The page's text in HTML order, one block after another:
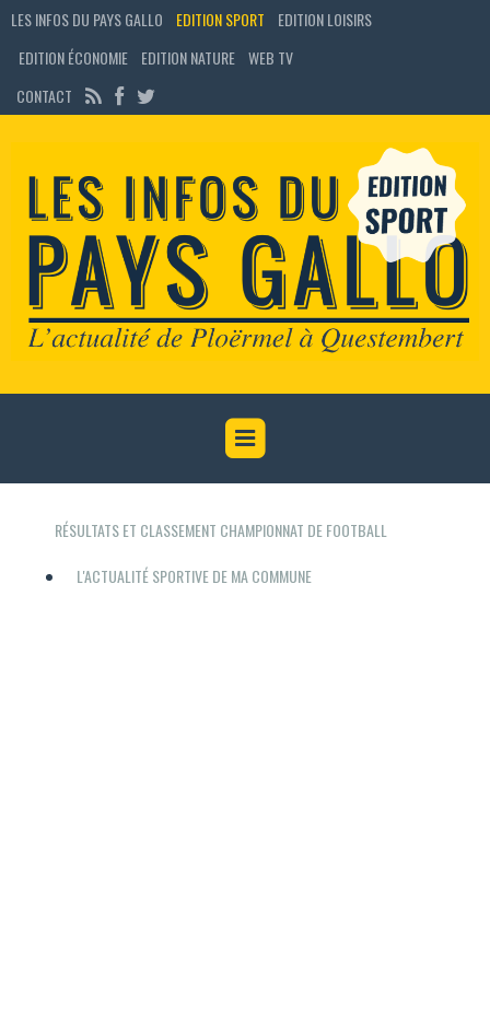
LES INFOS DU PAYS GALLO EDITION SPORT
EDITION LOISIRS
EDITION ÉCONOMIE
EDITION NATURE WEB TV
CONTACT
RÉSULTATS ET CLASSEMENT CHAMPIONNAT DE FOOTBALL
L'ACTUALITÉ SPORTIVE DE MA COMMUNE